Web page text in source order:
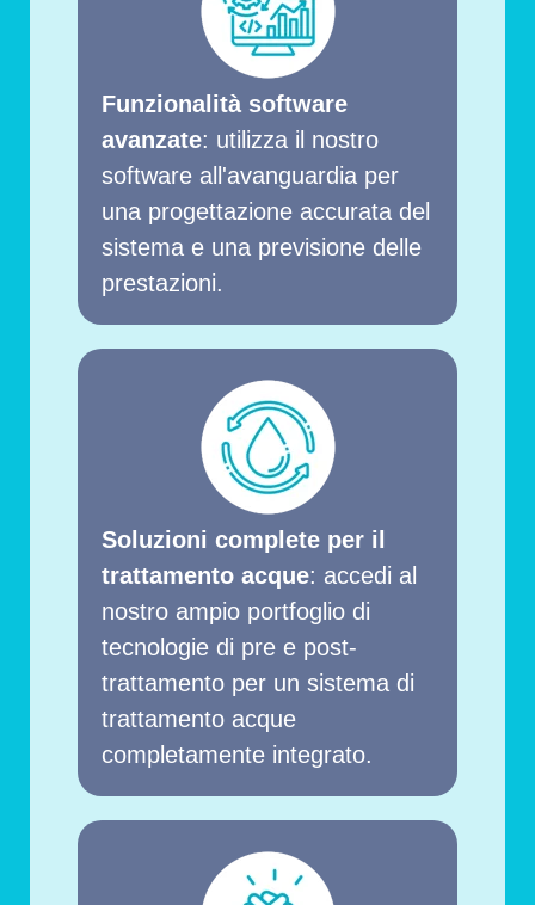
Funzionalità software
avanzate: utilizza il nostro
software all'avanguardia per
una progettazione accurata del
sistema e una previsione delle
prestazioni.
Soluzioni complete per il
trattamento acque: accedi al
nostro ampio portfoglio di
tecnologie di pre e post-
trattamento per un sistema di
trattamento acque
completamente integrato.